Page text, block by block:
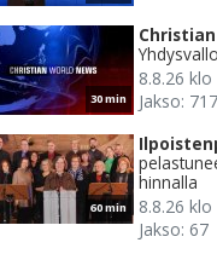
30 min
8.8.26 klo
Jakso: 717
60 min
hinnalla
8.8.26 klo
Jakso: 67